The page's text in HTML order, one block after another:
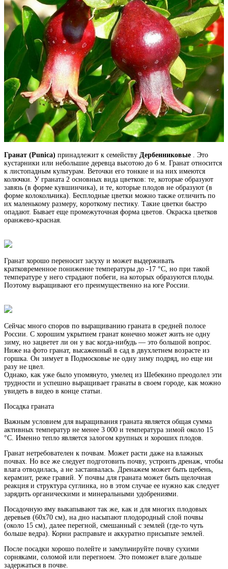
Гранат (Punica) принадлежит к семейству Дербенниковые . Это
кустарники или небольшие деревца высотою до 6 м. Гранат относится
к листопадным культурам. Веточки его тонкие и на них имеются
колючки. У граната 2 основных вида цветков: те, которые образуют
завязь (в форме кувшинчика), и те, которые плодов не образуют (в
форме колокольчика). Бесплодные цветки можно также отличить по
их маленькому размеру, короткому пестику. Такие цветки быстро
опадают. Бывает еще промежуточная форма цветов. Окраска цветков
оранжево-красная.
Гранат хорошо переносит засуху и может выдерживать
кратковременное понижение температуры до -17 °С, но при такой
температуре у него страдают побеги, на которых образуются плоды.
Поэтому выращивают его преимущественно на юге России.
Сейчас много споров по выращиванию граната в средней полосе
России. С хорошим укрытием гранат конечно может жить не одну
зиму, но зацветет ли он у вас когда-нибудь — это большой вопрос.
Ниже на фото гранат, высаженный в сад в двухлетнем возрасте из
горшка. Он зимует в Подмосковье не одну зиму подряд, но еще ни
разу не цвел.
Однако, как уже было упомянуто, умелец из Шебекино преодолел эти
трудности и успешно выращивает гранаты в своем городе, как можно
увидеть в видео в конце статьи.
Посадка граната
Важным условием для выращивания граната является общая сумма
активных температур не менее 3 000 и температура зимой около 15
°С. Именно тепло является залогом крупных и хороших плодов.
Гранат нетребователен к почвам. Может расти даже на влажных
почвах. Но все же следует подготовить почву, устроить дренаж, чтобы
влага отводилась, а не застаивалась. Дренажем может быть щебень,
керамзит, реже гравий. У почвы для граната может быть щелочная
реакция и структура суглинка, но в этом случае ее нужно как следует
зарядить органическими и минеральными удобрениями.
Посадочную яму выкапывают так же, как и для многих плодовых
деревьев (60x70 см), на дно насыпают плодородный слой почвы
(около 15 см), далее перегной, смешанный с землей (где-то чуть
больше ведра). Корни расправьте и аккуратно присыпьте землей.
После посадки хорошо полейте и замульчируйте почву сухими
сорняками, соломой или перегноем. Это поможет влаге дольше
задержаться в почве.